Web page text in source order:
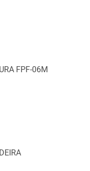
FPF-06M